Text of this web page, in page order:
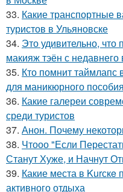
33. Какие транспортные
туристов в Ульяновске
34. Это удивительно, что
макияж тэён с
35. Кто помнит таймлапс
для маникюрного
36. Какие галереи
среди туристов
37. Анон. Почему
38. Чтооо "Если
Станут Хуже, и Начнут
39. Какие места в Kurскe
активного отдыха